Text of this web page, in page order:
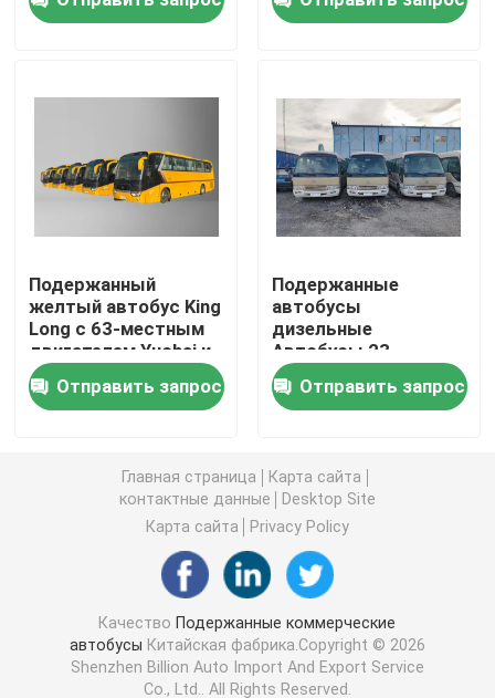
Запросите цитату
Подержанный автобус
Подержанный электрический автобус
Используемый автобус тренера
Подержанный мини автобус
Используемый автобус города
Подержанный роскошный автобус
механическая
коробка передач
Подержанный
желтый автобус King
Long с 63-местным
двигателем Yuchai и
ручной трансмиссией
Отправить запрос
Подержанные
автобусы
дизельные
Автобусы 23-
местные дешевые
дизельные
Автобусы массовые
Отправить запрос
Главная страница
Карта сайта
контактные данные
Desktop Site
Карта сайта
Privacy Policy
Качество Подержанные коммерческие
автобусы Китайская фабрика.Copyright © 2026
Shenzhen Billion Auto Import And Export Service
Co., Ltd.. All Rights Reserved.